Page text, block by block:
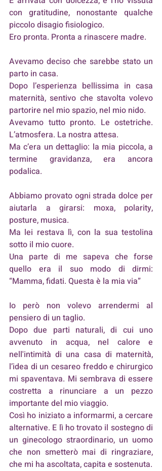
con gratitudine, nonostante qualche
piccolo disagio fisiologico.
Ero pronta. Pronta a rinascere madre.
Avevamo deciso che sarebbe stato un
parto in casa.
Dopo l’esperienza bellissima in casa
maternità, sentivo che stavolta volevo
partorire nel mio spazio, nel mio nido.
Avevamo tutto pronto. Le ostetriche.
L’atmosfera. La nostra attesa.
Ma c’era un dettaglio: la mia piccola, a
termine gravidanza, era ancora
podalica.
Abbiamo provato ogni strada dolce per
aiutarla a girarsi: moxa, polarity,
posture, musica.
Ma lei restava lì, con la sua testolina
sotto il mio cuore.
Una parte di me sapeva che forse
quello era il suo modo di dirmi:
“Mamma, fidati. Questa è la mia via”
Io però non volevo arrendermi al
pensiero di un taglio.
Dopo due parti naturali, di cui uno
avvenuto in acqua, nel calore e
nell'intimità di una casa di maternità,
l’idea di un cesareo freddo e chirurgico
mi spaventava. Mi sembrava di essere
costretta a rinunciare a un pezzo
importante del mio viaggio.
Così ho iniziato a informarmi, a cercare
alternative. E lì ho trovato il sostegno di
un ginecologo straordinario, un uomo
che non smetterò mai di ringraziare,
che mi ha ascoltata, capita e sostenuta.